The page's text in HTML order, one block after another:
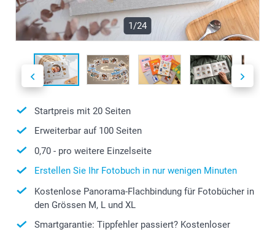
1/24
Startpreis mit 20 Seiten
Erweiterbar auf 100 Seiten
0,70 - pro weitere Einzelseite
Erstellen Sie Ihr Fotobuch in nur wenigen Minuten
Kostenlose Panorama-Flachbindung für Fotobücher in
den Grössen M, L und XL
Smartgarantie: Tippfehler passiert? Kostenloser